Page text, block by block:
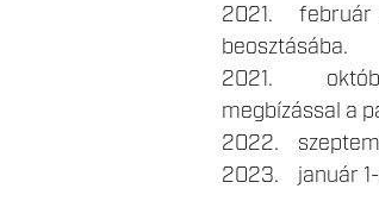
2021. február
beosztásába.
2021. október
megbízással a
2022.
2023. január 1-